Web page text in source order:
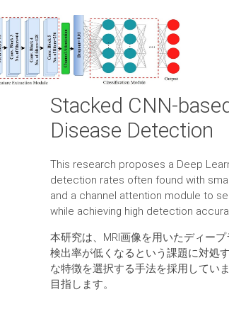
Stacked CNN-
Disease Detection
This research proposes a Deep
detection rates often found with
and a channel attention module to
while achieving high detection
本研究は、MRI画像を用いたディー
検出率が低くなるという課題に対処
な特徴を選択する手法を採用してい
目指します。